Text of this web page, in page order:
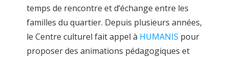
temps de rencontre et d’échange entre les
familles du quartier. Depuis plusieurs années,
le Centre culturel fait appel à HUMANIS pour
proposer des animations pédagogiques et